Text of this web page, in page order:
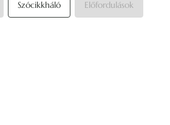
Szócikkháló Előfordulások